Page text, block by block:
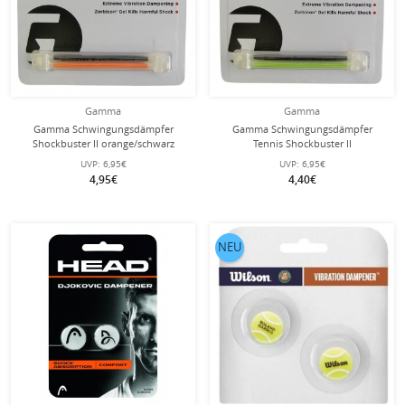
Gamma
Gamma Schwingungsdämpfer
Shockbuster II orange/schwarz
UVP: 6,95€
4,95€
Gamma
Gamma Schwingungsdämpfer
Tennis Shockbuster II
neongrün/schwarz
UVP: 6,95€
4,40€
NEU